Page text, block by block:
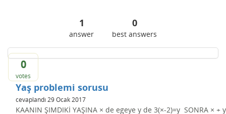
1
answer
0
best answers
0
votes
Yaş problemi sorusu
cevaplandı 29 Ocak 2017
KAANIN ŞIMDIKİ YAŞINA × de egeye y de 3(×-2)=y SONRA × +